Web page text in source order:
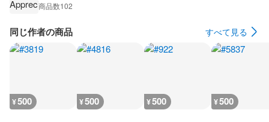
商品数102
同じ作者の商品 すべて見る
¥500 ¥500 ¥500 ¥500